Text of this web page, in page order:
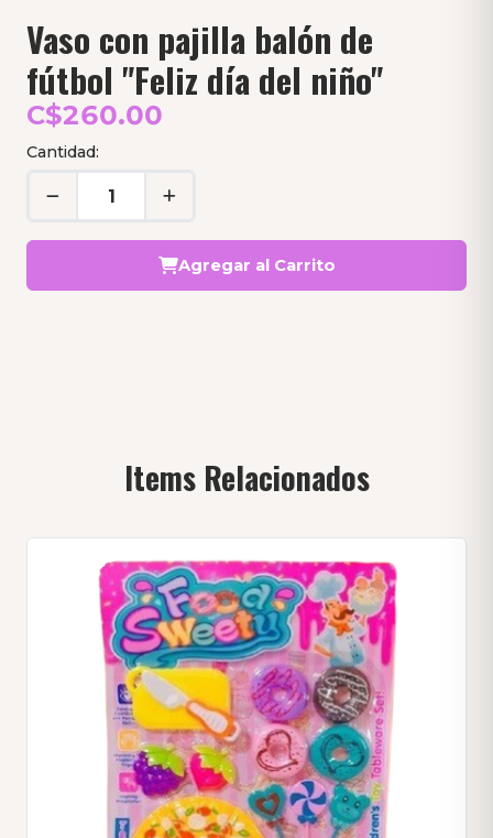
Vaso con pajilla balón de
fútbol "Feliz día del niño"
C$260.00
Cantidad:
Agregar al Carrito
Items Relacionados